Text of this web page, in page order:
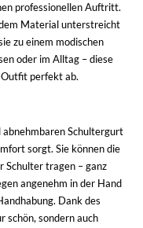
professionellen Auftritt.
Material unterstreicht
zu einem modischen
oder im Alltag – diese
perfekt ab.
Schultergurt
sorgt. Sie können die
Schulter tragen – ganz
angenehm in der Hand
Dank des
schön, sondern auch